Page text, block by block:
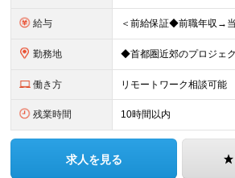
給与
勤務地
働き方 リモートワーク相談可能
残業時間 10時間以内
求人を見る